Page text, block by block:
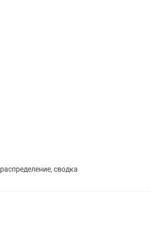
распределение, сводка